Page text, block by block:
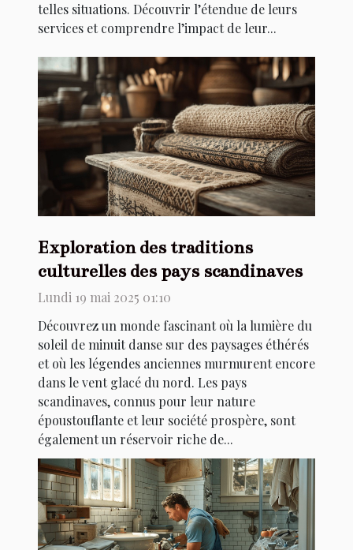
telles situations. Découvrir l’étendue de leurs
services et comprendre l’impact de leur...
Exploration des traditions
culturelles des pays scandinaves
Lundi 19 mai 2025 01:10
Découvrez un monde fascinant où la lumière du
soleil de minuit danse sur des paysages éthérés
et où les légendes anciennes murmurent encore
dans le vent glacé du nord. Les pays
scandinaves, connus pour leur nature
époustouflante et leur société prospère, sont
également un réservoir riche de...